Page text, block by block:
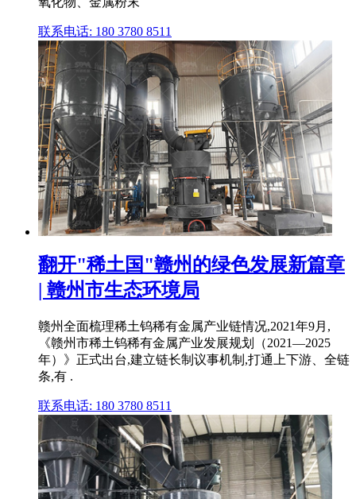
联系电话: 180 3780 8511
翻开"稀土国"赣州的绿色发展新篇章
| 赣州市生态环境局
赣州全面梳理稀土钨稀有金属产业链情况,2021年9月,
《赣州市稀土钨稀有金属产业发展规划（2021—2025
年）》正式出台,建立链长制议事机制,打通上下游、全链
条,有 .
联系电话: 180 3780 8511